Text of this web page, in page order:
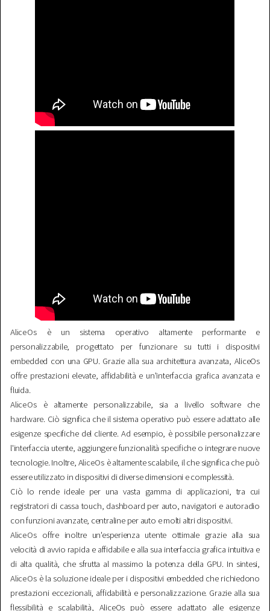
AliceOs è un sistema operativo altamente performante e
personalizzabile, progettato per funzionare su tutti i dispositivi
embedded con una GPU. Grazie alla sua architettura avanzata, AliceOs
offre prestazioni elevate, affidabilità e un'interfaccia grafica avanzata e
fluida.
AliceOs è altamente personalizzabile, sia a livello software che
hardware. Ciò significa che il sistema operativo può essere adattato alle
esigenze specifiche del cliente. Ad esempio, è possibile personalizzare
l'interfaccia utente, aggiungere funzionalità specifiche o integrare nuove
tecnologie. Inoltre, AliceOs è altamente scalabile, il che significa che può
essere utilizzato in dispositivi di diverse dimensioni e complessità.
Ciò lo rende ideale per una vasta gamma di applicazioni, tra cui
registratori di cassa touch, dashboard per auto, navigatori e autoradio
con funzioni avanzate, centraline per auto e molti altri dispositivi.
AliceOs offre inoltre un'esperienza utente ottimale grazie alla sua
velocità di avvio rapida e affidabile e alla sua interfaccia grafica intuitiva e
di alta qualità, che sfrutta al massimo la potenza della GPU. In sintesi,
AliceOs è la soluzione ideale per i dispositivi embedded che richiedono
prestazioni eccezionali, affidabilità e personalizzazione. Grazie alla sua
flessibilità e scalabilità, AliceOs può essere adattato alle esigenze